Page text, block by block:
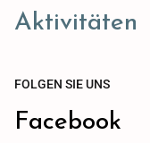
Aktivitäten
FOLGEN SIE UNS
Facebook